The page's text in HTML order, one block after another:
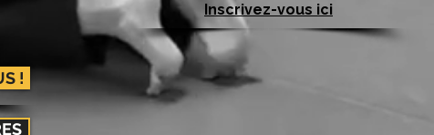
Inscrivez-vous ici
!